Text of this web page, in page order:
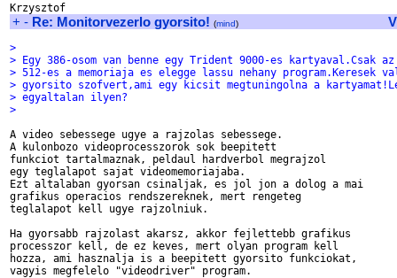
+ - Re: Monitorvezerlo gyorsito! (mind)
>
> Egy 386-osom van benne egy Trident 9000-es kartyaval.Csak
> 512-es a memoriaja es elegge lassu nehany program.Keresek
> gyorsito szofvert,ami egy kicsit megtuningolna a
> egyaltalan ilyen?
>
A video sebessege ugye a rajzolas sebessege.
A kulonbozo videoprocesszorok sok beepitett
funkciot tartalmaznak, peldaul hardverbol megrajzol
egy teglalapot sajat videomemoriajaba.
Ezt altalaban gyorsan csinaljak, es jol jon a dolog a mai
grafikus operacios rendszereknek, mert rengeteg
teglalapot kell ugye rajzolniuk.
Ha gyorsabb rajzolast akarsz, akkor fejlettebb grafikus
processzor kell, de ez keves, mert olyan program kell
hozza, ami hasznalja is a beepitett gyorsito funkciokat,
vagyis megfelelo "videodriver" program.